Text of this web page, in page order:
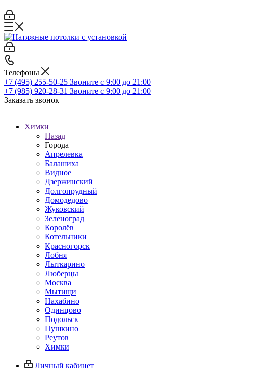
Телефоны
+7 (495) 255-50-25 Звоните с 9:00 до 21:00
+7 (985) 920-28-31 Звоните с 9:00 до 21:00
Заказать звонок
Химки
Назад
Города
Апрелевка
Балашиха
Видное
Дзержинский
Долгопрудный
Домодедово
Жуковский
Зеленоград
Королёв
Котельники
Красногорск
Лобня
Лыткарино
Люберцы
Москва
Мытищи
Нахабино
Одинцово
Подольск
Пушкино
Реутов
Химки
Личный кабинет